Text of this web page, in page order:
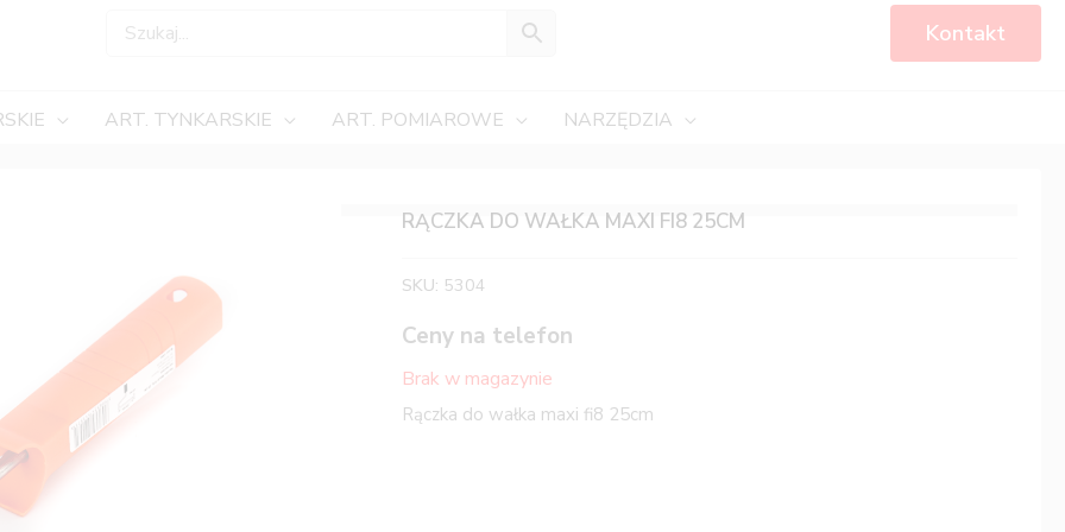
Kontakt
ART. TYNKARSKIE ART. POMIAROWE NARZĘDZIA
RĄCZKA DO WAŁKA MAXI FI8 25CM
SKU: 5304
Ceny na telefon
Brak w magazynie
Rączka do wałka maxi fi8 25cm